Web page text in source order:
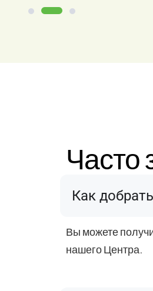
Часто
Как
Вы можете
нашего Центра.